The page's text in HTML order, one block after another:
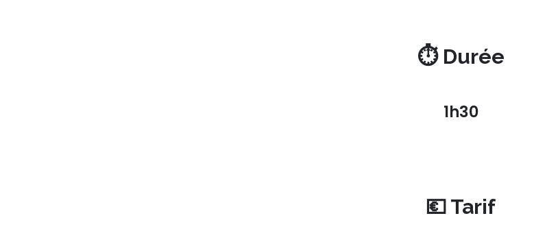
⏱️ Durée
1h30
💶 Tarif